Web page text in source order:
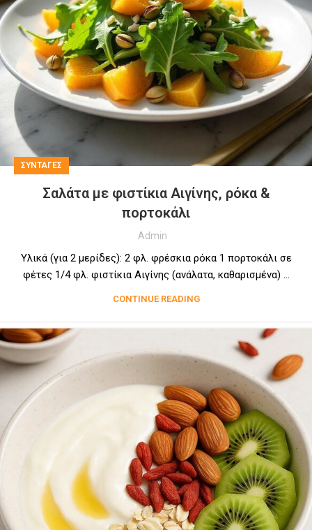
ΣΥΝΤΑΓΕΣ
Σαλάτα με φιστίκια Αιγίνης, ρόκα &
πορτοκάλι
Admin
Υλικά (για 2 μερίδες): 2 φλ. φρέσκια ρόκα 1 πορτοκάλι σε
φέτες 1/4 φλ. φιστίκια Αιγίνης (ανάλατα, καθαρισμένα) ...
CONTINUE READING